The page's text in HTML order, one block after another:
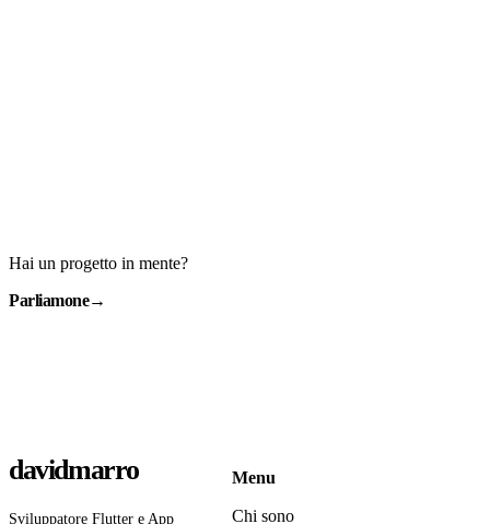
Hai un progetto in mente?
Parliamone→
davidmarro
Sviluppatore Flutter e App
Menu
Chi sono